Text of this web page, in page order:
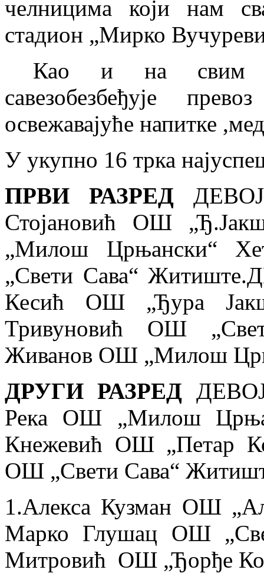
челницима који нам
стадион „Мирко
Као и на свим
савезобезбеђује
освежавајуће напитке
У укупно 16 трка
ПРВИ РАЗРЕД
Стојановић ОШ
„Милош Црњански“
„Свети Сава“
Кесић ОШ „Ђура
Тривуновић ОШ
Живанов ОШ „Милош
ДРУГИ РАЗРЕД
Река ОШ „Милош
Кнежевић ОШ „Петар
ОШ „Свети Сава“
1.Алекса Кузман ОШ
Марко Глушац ОШ
Митровић ОШ „Ђорђе